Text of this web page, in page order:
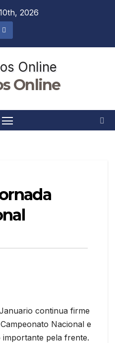
2026
Online
continua firme
Nacional e
importante pela frente.